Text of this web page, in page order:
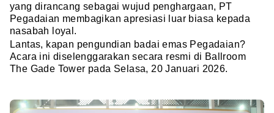
yang dirancang sebagai wujud penghargaan, PT
Pegadaian membagikan apresiasi luar biasa kepada
nasabah loyal.
Lantas, kapan pengundian badai emas Pegadaian?
Acara ini diselenggarakan secara resmi di Ballroom
The Gade Tower pada Selasa, 20 Januari 2026.